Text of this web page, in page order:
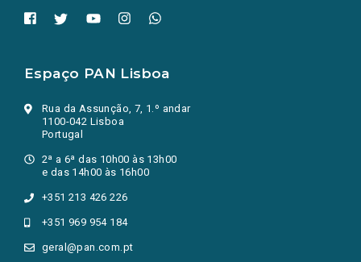
Espaço PAN Lisboa
Rua da Assunção, 7, 1.º andar
1100-042 Lisboa
Portugal
2ª a 6ª das 10h00 às 13h00
e das 14h00 às 16h00
+351 213 426 226
+351 969 954 184
geral@pan.com.pt